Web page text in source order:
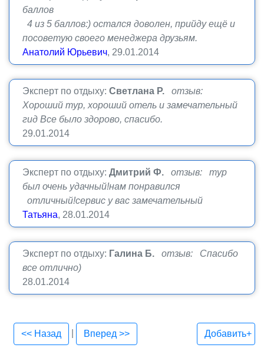
баллов
4 из 5 баллов:) остался доволен, прийду ещё и
посоветую своего менеджера друзьям.
Анатолий Юрьевич, 29.01.2014
Эксперт по отдыху: Светлана Р.
отзыв:
Хороший тур, хороший отель и замечательный
гид Все было здорово, спасибо.
29.01.2014
Эксперт по отдыху: Дмитрий Ф.
отзыв: тур
был очень удачный!нам понравился
отличный!сервис у вас замечательный
Татьяна, 28.01.2014
Эксперт по отдыху: Галина Б.
отзыв: Спасибо
все отлично)
28.01.2014
<< Назад Вперед >> Добавить+